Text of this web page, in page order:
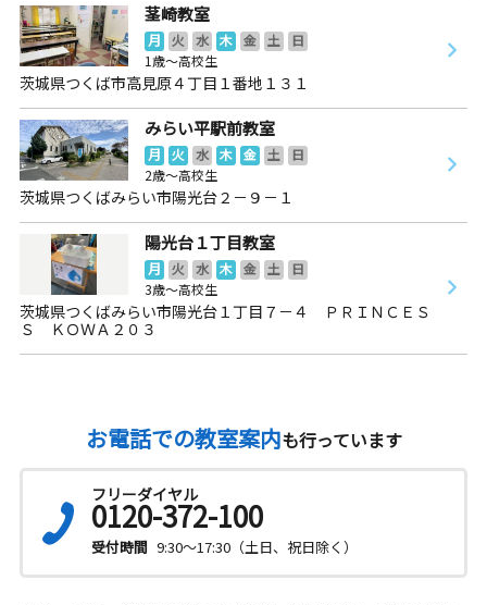
茎崎教室
月 火 水 木 金 土
日
1歳～高校生
茨城県つくば市高見原４丁目１番地１３１
みらい平駅前教室
月 火 水 木 金 土
日
2歳～高校生
茨城県つくばみらい市陽光台２－９－１
陽光台１丁目教室
月 火 水 木 金 土
日
3歳～高校生
茨城県つくばみらい市陽光台１丁目７－４ ＰＲＩＮＣＥＳ
Ｓ ＫＯＷＡ２０３
お電話での教室案内も行っています
フリーダイヤル
0120-372-100
受付時間 9:30～17:30（土日、祝日除く）